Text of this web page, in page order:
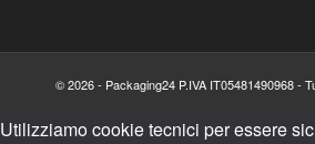
© 2026 - Packaging24 P.IVA IT05481490968 -
Utilizziamo cookie tecnici per essere